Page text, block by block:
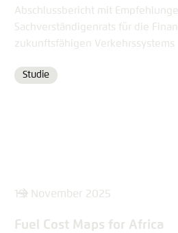
Abschlussbericht mit
Sachverständigenrats für die
zukunftsfähigen Verkehrssystems
Format
Studie
19. November 2025
Fuel Cost Maps for Africa